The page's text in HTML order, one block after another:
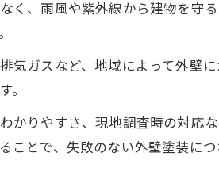
外壁塗装を神奈川県で依頼す
見積もりを比較するとき
契約前に確認しておきた
まとめ
く、雨風や紫外線から建物を守
気ガスなど、地域によって外壁
。
かりやすさ、現地調査時の対応
とで、失敗のない外壁塗装につ